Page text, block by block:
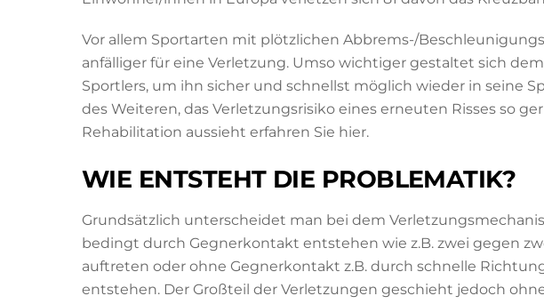
Vor allem Sportarten mit plötzlichen Abbrems-/
anfälliger für eine Verletzung. Umso wichtiger gestaltet sich
Sportlers, um ihn sicher und schnellst möglich wieder in seine
des Weiteren, das Verletzungsrisiko eines erneuten Risses so
Rehabilitation aussieht erfahren Sie hier.
WIE ENTSTEHT DIE PROBLEMATIK?
Grundsätzlich unterscheidet man bei dem
bedingt durch Gegnerkontakt entstehen wie z.B. zwei gegen
auftreten oder ohne Gegnerkontakt z.B. durch schnelle
entstehen. Der Großteil der Verletzungen geschieht jedoch